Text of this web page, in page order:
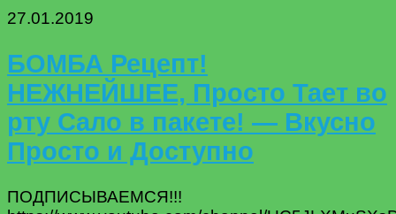
27.01.2019
БОМБА Рецепт!
НЕЖНЕЙШЕЕ, Просто Тает во
рту Сало в пакете! — Вкусно
Просто и Доступно
ПОДПИСЫВАЕМСЯ!!!